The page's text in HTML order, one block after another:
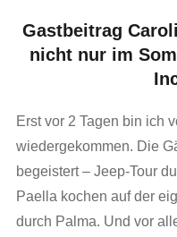
Gastbeitrag
nicht nur im
Erst vor 2 Tagen bin ich
wiedergekommen. Die
begeistert – Jeep-Tour
Paella kochen auf der
durch Palma. Und vor